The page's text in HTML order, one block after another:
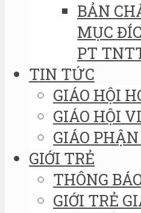
BẢN
MỤC
PT
TIN TỨC
GIÁO HỘI
GIÁO HỘI
GIÁO
GIỚI TRẺ
THÔNG
GIỚI TRẺ